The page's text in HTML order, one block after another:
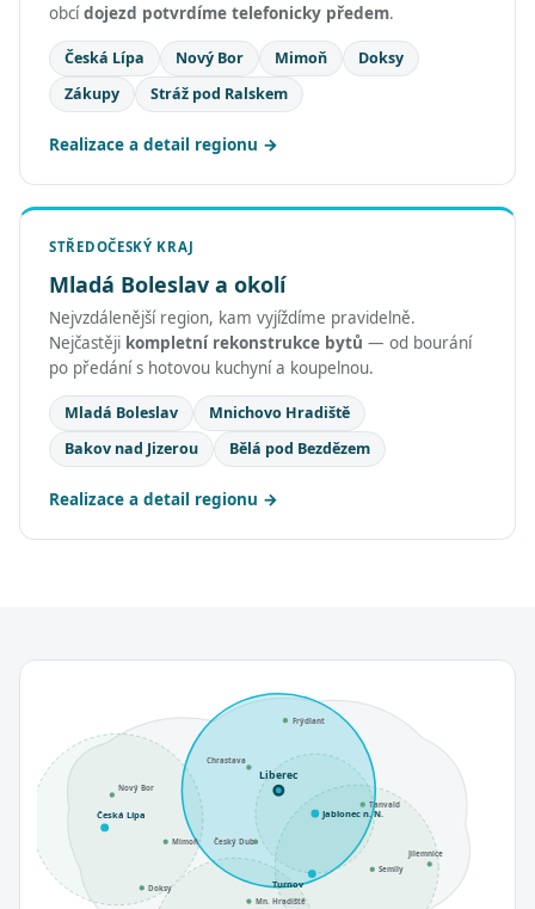
obcídojezd potvrdíme telefonicky předem.
Česká Lípa Nový Bor Mimoň
Doksy
Zákupy
Stráž pod Ralskem
Realizace a detail regionu
STŘEDOČESKÝ KRAJ
Mladá Boleslav a okolí
Nejvzdálenější region, kam vyjíždíme pravidelně.
Nejčastěji kompletní rekonstrukce bytů — od bourání
po předání s hotovou kuchyní a koupelnou.
Mladá Boleslav
Mnichovo Hradiště
Bakov nad Jizerou
Bělá pod Bezdězem
Realizace a detail regionu
Liberec
Jablonec n. N.
Turnov
Česká Lípa
Chrastava
Frýdlant
Tanvald
Semily
Jilemnice
Nový Bor
Mimoň
Doksy
Mn. Hradiště
Český Dub